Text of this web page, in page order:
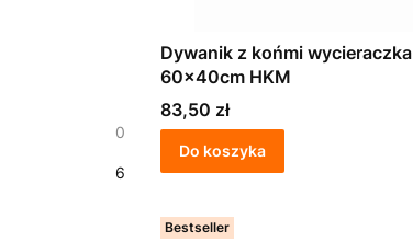
0
6
Dywanik z końmi wycieraczka
60x40cm HKM
Cena
83,50 zł
Do koszyka
Bestseller